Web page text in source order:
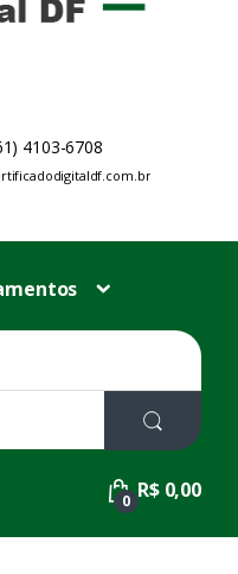
4103-6708
0 R$ 0,00